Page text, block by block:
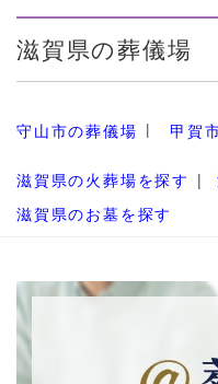
滋賀県の葬儀場
守山市の葬儀場 甲賀
滋賀県の火葬場を探す
滋賀県のお墓を探す